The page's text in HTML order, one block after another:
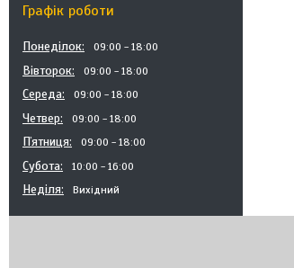
Графік роботи
Понеділок 09:00 18:00
Вівторок 09:00 18:00
Середа 09:00 18:00
Четвер 09:00 18:00
Пʼятниця 09:00 18:00
Субота 10:00 16:00
Неділя Вихідний